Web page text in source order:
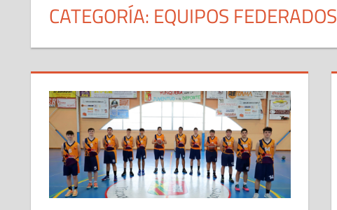
CATEGORÍA: EQUIPOS FEDERADOS